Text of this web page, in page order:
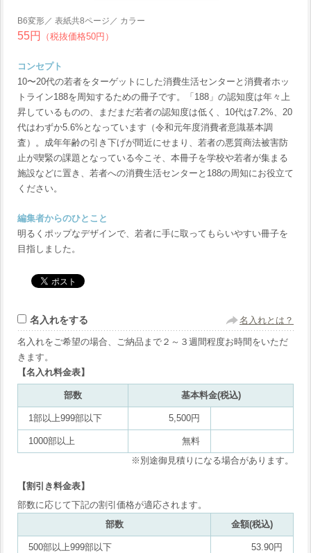
B6変形／ 表紙共8ページ／ カラー
55円 （税抜価格50円）
コンセプト
10〜20代の若者をターゲットにした消費生活センターと消費者ホッ
トライン188を周知するための冊子です。「188」の認知度は年々上
昇しているものの、まだまだ若者の認知度は低く、10代は7.2%、20
代はわずか5.6%となっています（令和元年度消費者意識基本調
査）。成年年齢の引き下げが間近にせまり、若者の悪質商法被害防
止が喫緊の課題となっている今こそ、本冊子を学校や若者が集まる
施設などに置き、若者への消費生活センターと188の周知にお役立て
ください。
編集者からのひとこと
明るくポップなデザインで、若者に手に取ってもらいやすい冊子を
目指しました。
名入れをする 名入れとは？
名入れをご希望の場合、ご納品まで２～３週間程度お時間をいただ
きます。
【名入れ料金表】
部数 基本料金(税込)
1部以上999部以下 5,500円
1000部以上
無料
※別途御見積りになる場合があります。
【割引き料金表】
部数に応じて下記の割引価格が適応されます。
部数
金額(税込)
500部以上999部以下 53.90円